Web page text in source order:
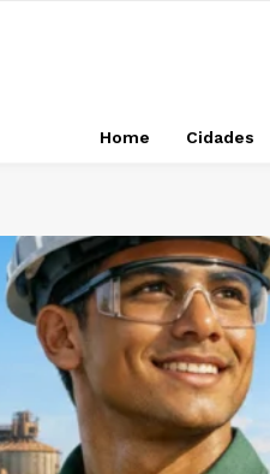
Home Cidades